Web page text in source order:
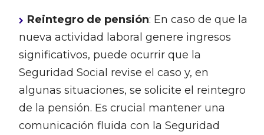
Reintegro de pensión: En caso de que la
nueva actividad laboral genere ingresos
significativos, puede ocurrir que la
Seguridad Social revise el caso y, en
algunas situaciones, se solicite el reintegro
de la pensión. Es crucial mantener una
comunicación fluida con la Seguridad